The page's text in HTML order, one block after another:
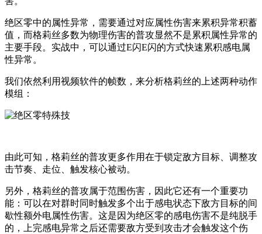
绝区零中的属性异常，需要通过对应属性伤害来累积异常积蓄
值，而格莉丝多数为物理伤害的普攻显然不是累积属性异常的
主要手段。实战中，可以通过E闪E闪的方式快速累积感电属
性异常。
我们依然利用视频软件的帧数，来分析格莉丝的上述两种动作
模组：
由此可知，格莉丝的普攻更多作用在于锁定敌方目标、调整攻
击节奏、走位、触发核心被动。
另外，格莉丝的普攻属于范围伤害，因此它还有一个重要功
能：可以在对群时同时触发多个出于感电状态下敌方目标的间
歇性额外电属性伤害。这是因为绝区零的感电伤害不是纯脱手
的，上完感电异常之后还需要敌方受到攻击才会触发这个伤